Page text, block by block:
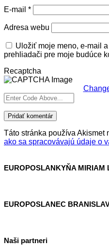
E-mail *
Adresa webu
Uložiť moje meno, e-mail
prehliadači pre moje budúce
Recaptcha
Táto stránka používa Akismet
ako sa spracovávajú údaje o
EUROPOSLANKYŇA MIRIAM
EUROPOSLANEC
Naši partneri